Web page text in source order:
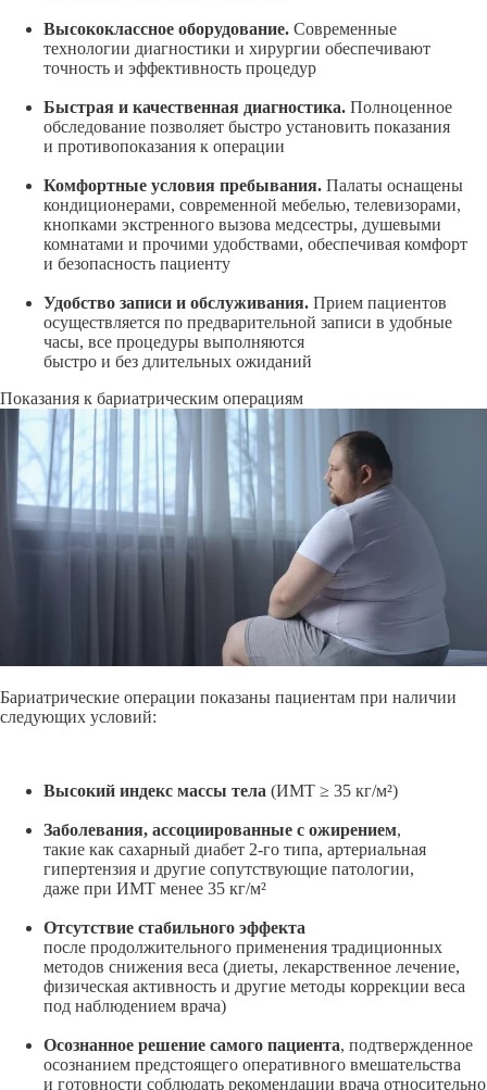
Высококлассное оборудование. Современные
технологии диагностики и хирургии обеспечивают
точность и эффективность процедур
Быстрая и качественная диагностика. Полноценное
обследование позволяет быстро установить показания
и противопоказания к операции
Комфортные условия пребывания. Палаты оснащены
кондиционерами, современной мебелью, телевизорами,
кнопками экстренного вызова медсестры, душевыми
комнатами и прочими удобствами, обеспечивая комфорт
и безопасность пациенту
Удобство записи и обслуживания. Прием пациентов
осуществляется по предварительной записи в удобные
часы, все процедуры выполняются
быстро и без длительных ожиданий
Показания к бариатрическим операциям
Бариатрические операции показаны пациентам при наличии
следующих условий:
Высокий индекс массы тела (ИМТ ≥ 35 кг/м²)
Заболевания, ассоциированные с ожирением,
такие как сахарный диабет 2-го типа, артериальная
гипертензия и другие сопутствующие патологии,
даже при ИМТ менее 35 кг/м²
Отсутствие стабильного эффекта
после продолжительного применения традиционных
методов снижения веса (диеты, лекарственное лечение,
физическая активность и другие методы коррекции веса
под наблюдением врача)
Осознанное решение самого пациента, подтвержденное
осознанием предстоящего оперативного вмешательства
и готовности соблюдать рекомендации врача относительно